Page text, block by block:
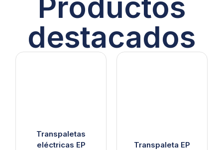
destacados
Transpaletas
eléctricas EP
Transpaleta EP